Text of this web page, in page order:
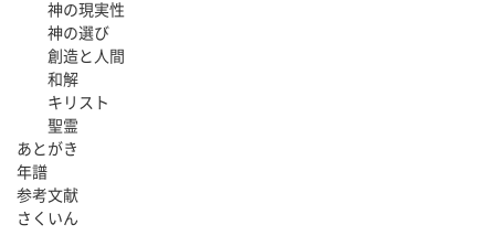
神の現実性
神の選び
創造と人間
和解
キリスト
聖霊
あとがき
年譜
参考文献
さくいん